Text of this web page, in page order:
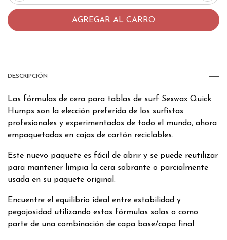
DESCRIPCIÓN
Las fórmulas de cera para tablas de surf Sexwax Quick
Humps son la elección preferida de los surfistas
profesionales y experimentados de todo el mundo, ahora
empaquetadas en cajas de cartón reciclables.
Este nuevo paquete es fácil de abrir y se puede reutilizar
para mantener limpia la cera sobrante o parcialmente
usada en su paquete original.
Encuentre el equilibrio ideal entre estabilidad y
pegajosidad utilizando estas fórmulas solas o como
parte de una combinación de capa base/capa final.